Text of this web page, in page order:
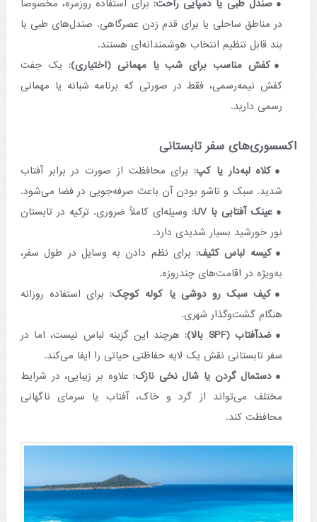
صندل طبی یا دمپایی راحت: برای استفاده روزمره، مخصوصاً
در مناطق ساحلی یا برای قدم زدن عصرگاهی. صندل‌های طبی با
بند قابل تنظیم انتخاب هوشمندانه‌ای هستند.
کفش مناسب برای شب یا مهمانی (اختیاری): یک جفت
کفش نیمه‌رسمی، فقط در صورتی که برنامه شبانه یا مهمانی
رسمی دارید.
اکسسوری‌های سفر تابستانی
کلاه لبه‌دار یا کپ: برای محافظت از صورت در برابر آفتاب
شدید. سبک و تاشو بودن آن باعث صرفه‌جویی در فضا می‌شود.
عینک آفتابی با UV:
وسیله‌ای کاملاً ضروری. ترکیه در تابستان
نور خورشید بسیار شدیدی دارد.
کیسه لباس کثیف: برای نظم دادن به وسایل در طول سفر،
به‌ویژه در اقامت‌های چندروزه.
کیف سبک رو دوشی یا کوله کوچک: برای استفاده روزانه
هنگام گشت‌وگذار شهری.
ضدآفتاب (SPF بالا):
هرچند این گزینه لباس نیست، اما در
سفر تابستانی نقش یک لایه حفاظتی حیاتی را ایفا می‌کند.
دستمال گردن یا شال نخی نازک: علاوه بر زیبایی، در شرایط
مختلف می‌تواند از گرد و خاک، آفتاب یا سرمای ناگهانی
محافظت کند.